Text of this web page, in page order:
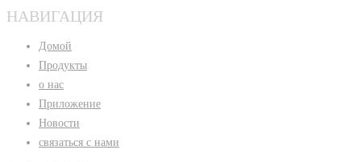
НАВИГАЦИЯ
Домой
Продукты
о нас
Приложение
Новости
связаться с нами